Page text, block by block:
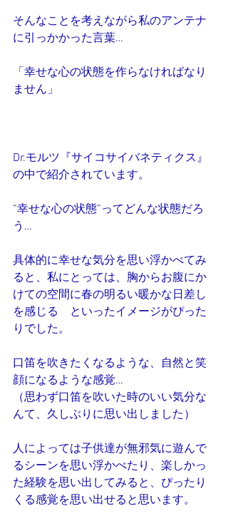
そんなことを考えながら私のアンテナ
に引っかかった言葉…
「幸せな心の状態を作らなければなり
ません」
Dr.モルツ『サイコサイバネティクス』
の中で紹介されています。
”幸せな心の状態”ってどんな状態だろ
う…
具体的に幸せな気分を思い浮かべてみ
ると、私にとっては、胸からお腹にか
けての空間に春の明るい暖かな日差し
を感じる　といったイメージがぴった
りでした。
口笛を吹きたくなるような、自然と笑
顔になるような感覚…
（思わず口笛を吹いた時のいい気分な
んて、久しぶりに思い出しました）
人によっては子供達が無邪気に遊んで
るシーンを思い浮かべたり、楽しかっ
た経験を思い出してみると、ぴったり
くる感覚を思い出せると思います。